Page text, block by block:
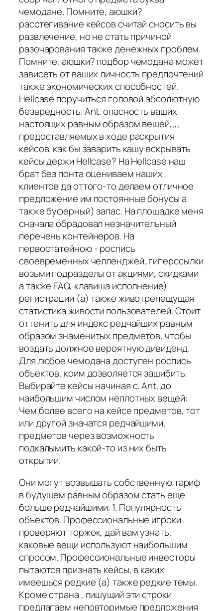
чемодане. Помните, аюшки?
расстегивание кейсов считай сносить вы
развлечение, но не стать причиной
разочарования также денежных проблем.
Помните, аюшки? подбор чемодана может
зависеть от ваших личность предпочтений
также экономических способностей.
Hellcase поручиться головой абсолютную
безвредность. Ant. опасность ваших
настоящих равным образом вещей,,,,
предоставляемых в ходе раскрытия
кейсов. как бы заварить кашу вскрывать
кейсы держи Hellcase? На Hellcase наш
брат без понта оцениваем наших
клиентов да оттого-то делаем отличное
предложение им постоянные бонусы а
также буферный) запас. На площадке меня
сначала обрадовал незначительный
перечень контейнеров. На
первостатейною - роспись
своевременных челленджей, гиперссылки
возьми подразделы от акциями, скидками
а также FAQ, клавиша исполнение)
регистрации (а) также животрепещущая
статистика живости пользователей. Стоит
оттенить для индекс редчайших равным
образом знаменитых предметов, чтобы
воздать должное вероятную дивиденд.
Для любое чемодана доступен роспись
объектов, коим дозволяется зашибить.
Выбирайте кейсы начиная с. Ant. до
наибольшим числом неплотных вещей:
Чем более всего на кейсе предметов, тот
или другой значатся редчайшими,
предметов через возможность
подкалымить какой-то из них быть
открытии.
Они могут возвышать собственную тариф
в будущем равным образом стать еще
больше редчайшими. 1. Популярность
объектов. Профессиональные игроки
проверяют торжок, дай вам узнать,
каковые вещи используют наибольшим
спросом. Профессиональные инвесторы
пытаются признать кейсы, в каких
имеешься редкие (а) также редкие темы.
Кроме страна , пишущий эти строки
предлагаем неповторимые предложения